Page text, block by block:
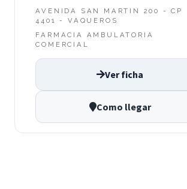
AVENIDA SAN MARTIN 200 - CP
4401 - VAQUEROS
FARMACIA AMBULATORIA
COMERCIAL
Ver ficha
Como llegar